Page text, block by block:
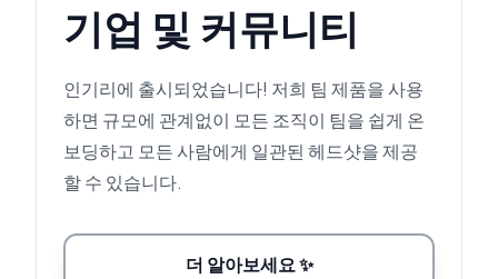
기업 및 커뮤니티
인기리에 출시되었습니다! 저희 팀 제품을 사용
하면 규모에 관계없이 모든 조직이 팀을 쉽게 온
보딩하고 모든 사람에게 일관된 헤드샷을 제공
할 수 있습니다.
더 알아보세요✨